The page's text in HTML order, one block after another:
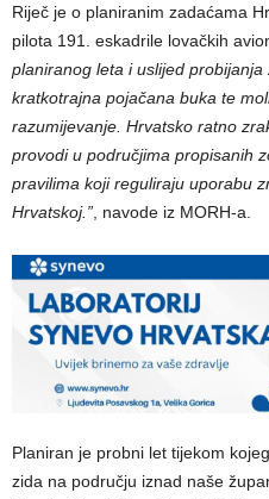
Riječ je o planiranim zadaćama
pilota 191. eskadrile lovačkih
planiranog leta i uslijed
kratkotrajna pojačana buka te
razumijevanje. Hrvatsko ratno
provodi u područjima propisanih
pravilima koji reguliraju uporabu
Hrvatskoj.” , navode iz MORH-a.
Planiran je probni let tijekom
zida na području iznad naše